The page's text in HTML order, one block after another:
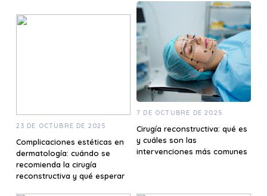
23 DE OCTUBRE DE 2025
Complicaciones estéticas en
dermatología: cuándo se
recomienda la cirugía
reconstructiva y qué esperar
7 DE OCTUBRE DE 2025
Cirugía reconstructiva: qué es
y cuáles son las
intervenciones más comunes